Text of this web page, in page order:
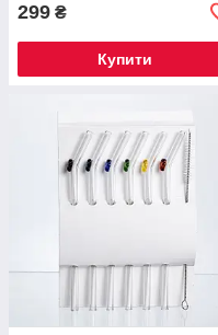
299 ₴
Купити